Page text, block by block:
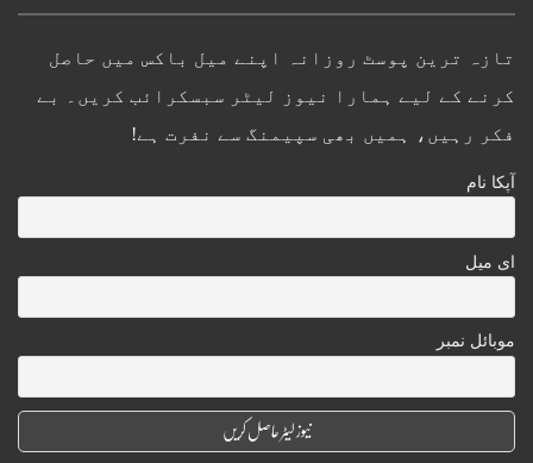
تازہ ترین پوسٹ روزانہ اپنے میل باکس میں حاصل
کرنے کے لیے ہمارا نیوز لیٹر سبسکرائب کریں۔ بے
فکر رہیں، ہمیں بھی سپیمنگ سے نفرت ہے!
آپکا نام
ای میل
موبائل نمبر